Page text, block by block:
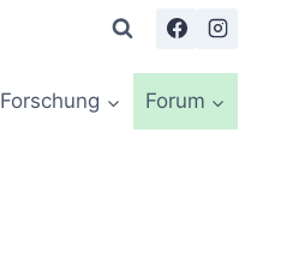
Forschung Forum